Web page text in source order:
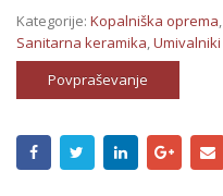
Kategorije: Kopalniška oprema,
Sanitarna keramika,Umivalniki
Povpraševanje